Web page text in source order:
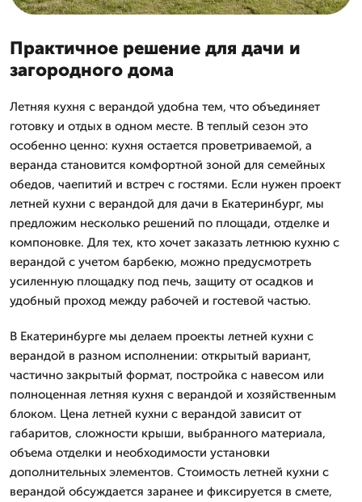
Практичное решение для дачи и
загородного дома
Летняя кухня с верандой удобна тем, что объединяет
готовку и отдых в одном месте. В теплый сезон это
особенно ценно: кухня остается проветриваемой, а
веранда становится комфортной зоной для семейных
обедов, чаепитий и встреч с гостями. Если нужен проект
летней кухни с верандой для дачи в Екатеринбург, мы
предложим несколько решений по площади, отделке и
компоновке. Для тех, кто хочет заказать летнюю кухню с
верандой с учетом барбекю, можно предусмотреть
усиленную площадку под печь, защиту от осадков и
удобный проход между рабочей и гостевой частью.
В Екатеринбурге мы делаем проекты летней кухни с
верандой в разном исполнении: открытый вариант,
частично закрытый формат, постройка с навесом или
полноценная летняя кухня с верандой и хозяйственным
блоком. Цена летней кухни с верандой зависит от
габаритов, сложности крыши, выбранного материала,
объема отделки и необходимости установки
дополнительных элементов. Стоимость летней кухни с
верандой обсуждается заранее и фиксируется в смете,